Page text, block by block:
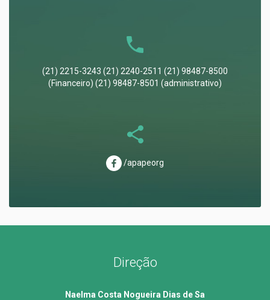
(21) 2215-3243 (21) 2240-2511 (21) 98487-8500
(Financeiro) (21) 98487-8501 (administrativo)
/apapeorg
Direção
Naelma Costa Nogueira Dias de Sa